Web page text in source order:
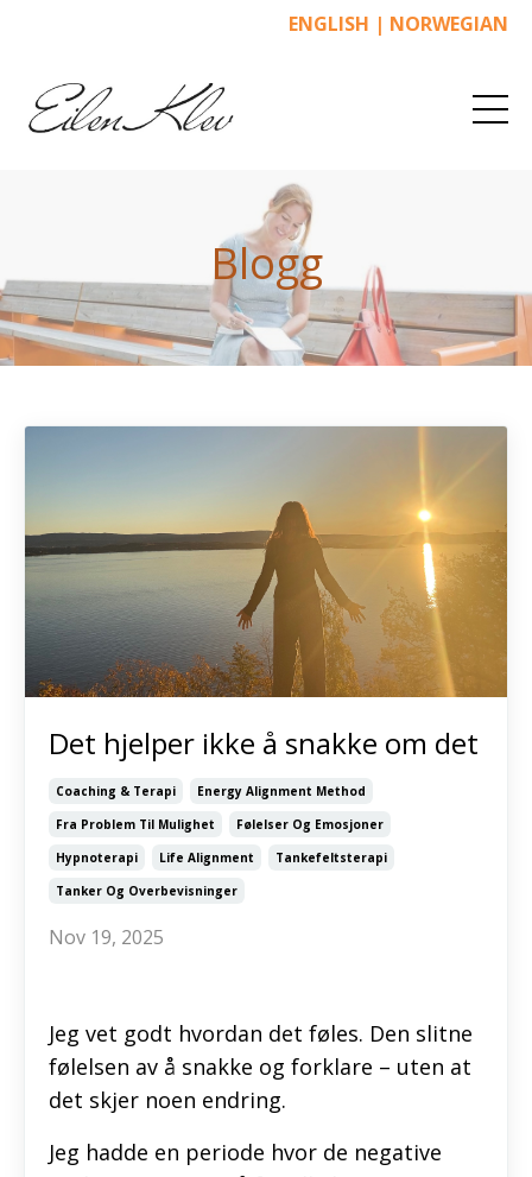
ENGLISH | NORWEGIAN
Blogg
Det hjelper ikke å snakke om det
Coaching & Terapi
Energy Alignment Method
Fra Problem Til Mulighet
Følelser Og Emosjoner
Hypnoterapi
Life Alignment
Tankefeltsterapi
Tanker Og Overbevisninger
Nov 19, 2025
Jeg vet godt hvordan det føles. Den slitne
følelsen av å snakke og forklare – uten at
det skjer noen endring.
Jeg hadde en periode hvor de negative